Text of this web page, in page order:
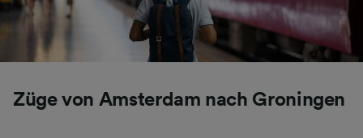
Züge von Amsterdam nach Groningen